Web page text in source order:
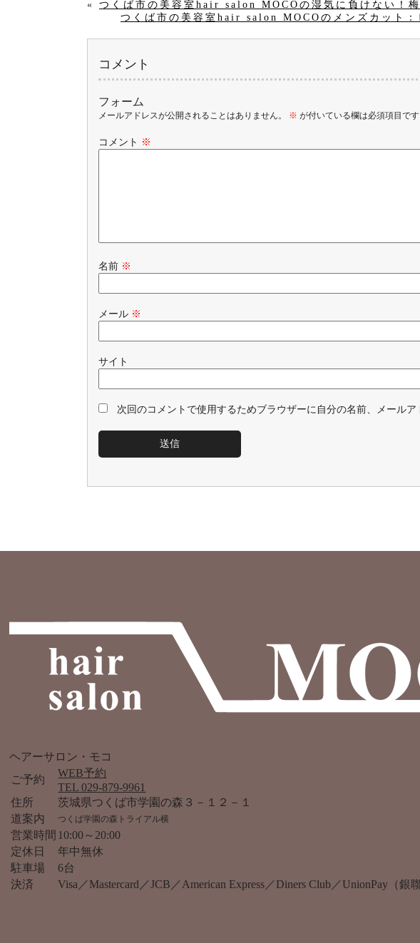
« つくば市の美容室hair salon MOCOの湿気に負けない！
つくば市の美容室hair salon MOCOのメンズカット：
コメント
フォーム
メールアドレスが公開されることはありません。 ※ が付いている欄は必須項目です
コメント ※
名前 ※
メール ※
サイト
次回のコメントで使用するためブラウザーに自分の名前、メールア
ヘアーサロン・モコ
ご予約
WEB予約
TEL 029-879-9961
住所
茨城県つくば市学園の森３－１２－１
道案内
つくば学園の森トライアル横
営業時間 10:00～20:00
定休日
年中無休
駐車場
6台
決済
Visa／Mastercard／JCB／American Express／Diners Club／UnionPay（銀